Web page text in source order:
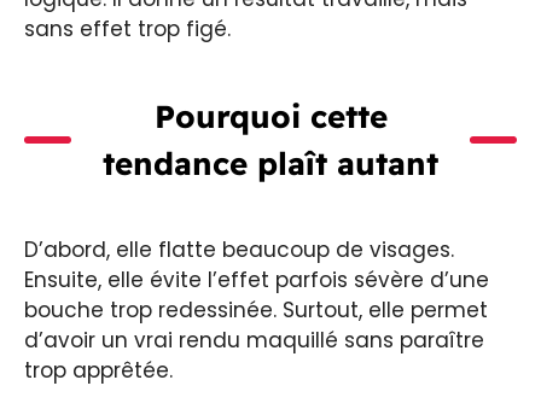
sans effet trop figé.
Pourquoi cette
tendance plaît autant
D’abord, elle flatte beaucoup de visages.
Ensuite, elle évite l’effet parfois sévère d’une
bouche trop redessinée. Surtout, elle permet
d’avoir un vrai rendu maquillé sans paraître
trop apprêtée.